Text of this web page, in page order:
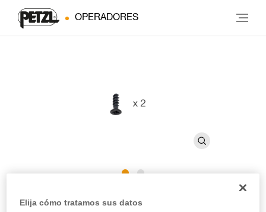
OPERADORES
Tornillos CAPTIV ADJUST
Elija cómo tratamos sus datos